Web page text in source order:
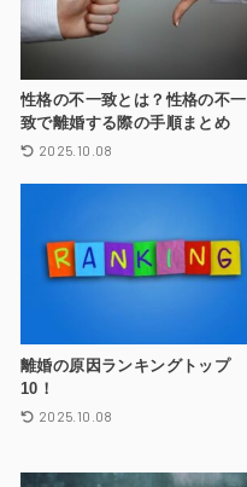
性格の不一致とは？性格の不一
致で離婚する際の手順まとめ
2025.10.08
離婚の原因ランキングトップ
10！
2025.10.08